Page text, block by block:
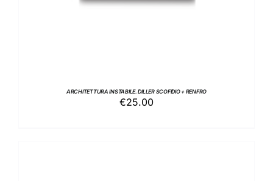
ARCHITETTURA INSTABILE. DILLER SCOFIDIO + RENFRO
€25.00